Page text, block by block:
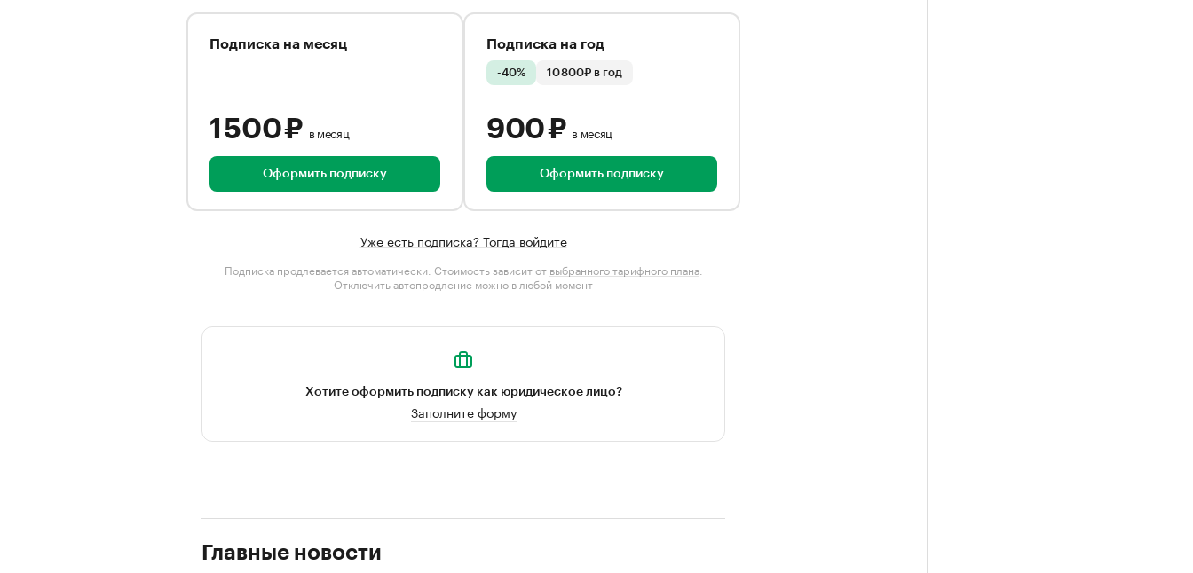
Подписка на месяц
1 500 ₽ в месяц
Оформить подписку
Подписка на год
-40% 10 800₽ в год
900 ₽ в месяц
Оформить подписку
Уже есть подписка? Тогда войдите
Подписка продлевается автоматически. Стоимость зависит от выбранного тарифного плана.
Отключить автопродление можно в любой момент
Хотите оформить подписку как юридическое лицо?
Заполните форму
Главные новости